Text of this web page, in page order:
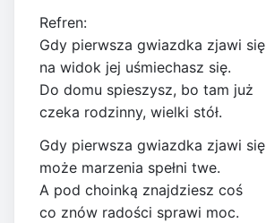
Refren:
Gdy pierwsza gwiazdka zjawi się
na widok jej uśmiechasz się.
Do domu spieszysz, bo tam już
czeka rodzinny, wielki stół.
Gdy pierwsza gwiazdka zjawi się
może marzenia spełni twe.
A pod choinką znajdziesz coś
co znów radości sprawi moc.